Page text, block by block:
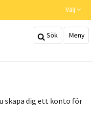
Välj
Sök Meny
skapa dig ett konto för